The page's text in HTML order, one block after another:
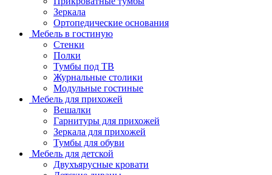
Зеркала
Ортопедические основания
Мебель в гостиную
Стенки
Полки
Тумбы под ТВ
Журнальные столики
Модульные гостиные
Мебель для прихожей
Вешалки
Гарнитуры для прихожей
Зеркала для прихожей
Тумбы для обуви
Мебель для детской
Двухъярусные кровати